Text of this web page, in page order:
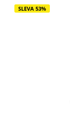
SLEVA 53%